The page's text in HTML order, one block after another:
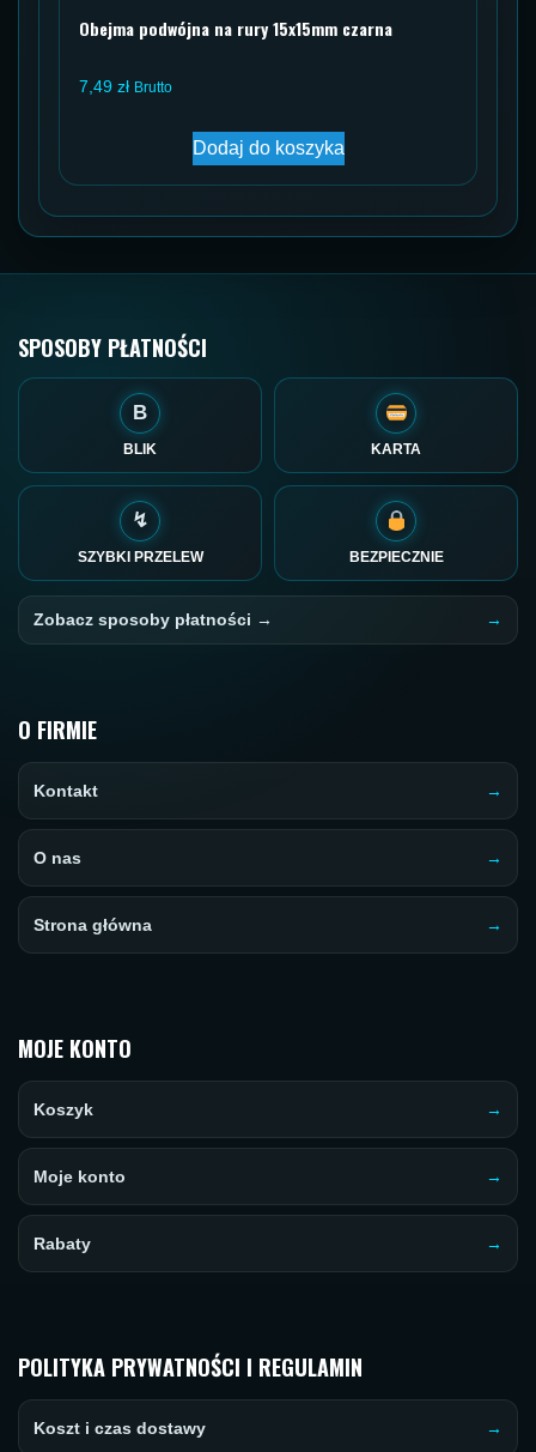
Obejma podwójna na rury 15x15mm czarna
7,49 zł Brutto
Dodaj do koszyka
SPOSOBY PŁATNOŚCI
B
BLIK KARTA
↯
SZYBKI PRZELEW BEZPIECZNIE
Zobacz sposoby płatności →
O FIRMIE
Kontakt
O nas
Strona główna
MOJE KONTO
Koszyk
Moje konto
Rabaty
POLITYKA PRYWATNOŚCI I REGULAMIN
Koszt i czas dostawy